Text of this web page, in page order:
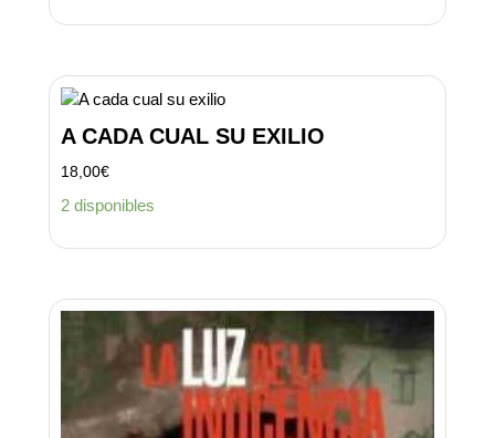
A CADA CUAL SU EXILIO
18,00€
2 disponibles